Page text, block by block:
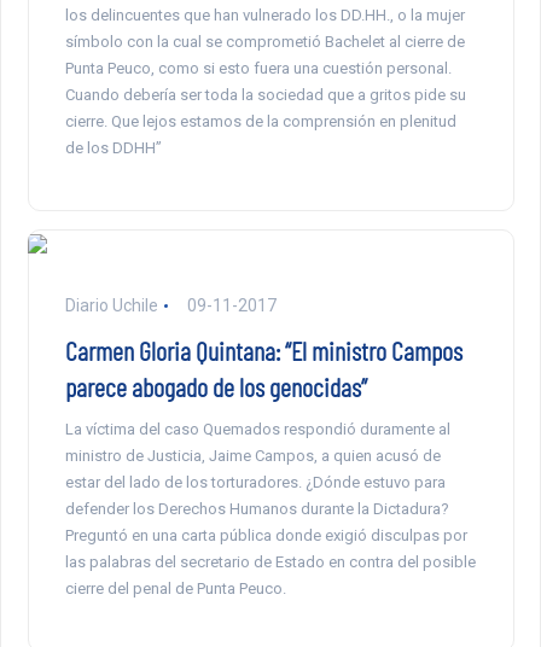
los delincuentes que han vulnerado los DD.HH., o la mujer
símbolo con la cual se comprometió Bachelet al cierre de
Punta Peuco, como si esto fuera una cuestión personal.
Cuando debería ser toda la sociedad que a gritos pide su
cierre. Que lejos estamos de la comprensión en plenitud
de los DDHH”
Diario Uchile 09-11-2017
Carmen Gloria Quintana: “El ministro Campos
parece abogado de los genocidas”
La víctima del caso Quemados respondió duramente al
ministro de Justicia, Jaime Campos, a quien acusó de
estar del lado de los torturadores. ¿Dónde estuvo para
defender los Derechos Humanos durante la Dictadura?
Preguntó en una carta pública donde exigió disculpas por
las palabras del secretario de Estado en contra del posible
cierre del penal de Punta Peuco.